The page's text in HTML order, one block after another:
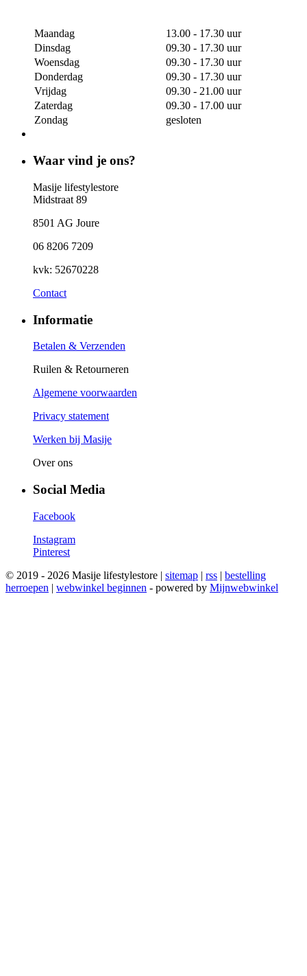
Maandag
13.00 - 17.30 uur
Dinsdag
09.30 - 17.30 uur
Woensdag
09.30 - 17.30 uur
Donderdag
09.30 - 17.30 uur
Vrijdag
09.30 - 21.00 uur
Zaterdag
09.30 - 17.00 uur
Zondag
gesloten
Waar vind je ons?
Masije lifestylestore
Midstraat 89
8501 AG Joure
06 8206 7209
kvk: 52670228
Contact
Informatie
Betalen & Verzenden
Ruilen & Retourneren
Algemene voorwaarden
Privacy statement
Werken bij Masije
Over ons
Social Media
Facebook
Instagram
Pinterest
© 2019 - 2026 Masije lifestylestore | sitemap | rss | bestelling
herroepen | webwinkel beginnen - powered by Mijnwebwinkel